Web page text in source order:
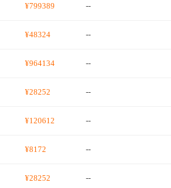
¥799389 --
¥48324 --
¥964134 --
¥28252 --
¥120612 --
¥8172 --
¥28252 --